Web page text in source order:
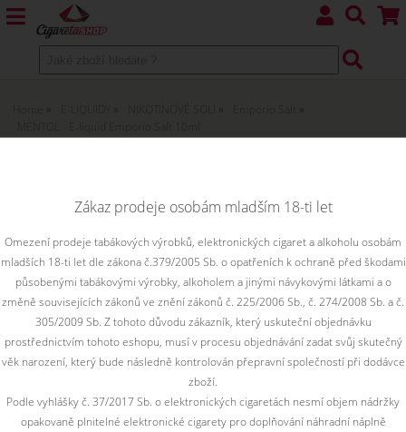
Štiplavá, pronikavá, aromatická a intenzivní chuť mentolu
rozvíří vaše smysly. Příjemně ostrá chuť bez příkras.
Toto zboží je prodejné pouze osobám starším 18ti let.
Zákaz prodeje osobám mladším 18-ti let
Omezení prodeje tabákových výrobků, elektronických cigaret a alkoholu osobám
mladších 18-ti let dle zákona č.379/2005 Sb. o opatřeních k ochraně před škodami
působenými tabákovými výrobky, alkoholem a jinými návykovými látkami a o
změně souvisejících zákonů ve znění zákonů č. 225/2006 Sb., č. 274/2008 Sb. a č.
305/2009 Sb. Z tohoto důvodu zákazník, který uskuteční objednávku
prostřednictvím tohoto eshopu, musí v procesu objednávání zadat svůj skutečný
věk narození, který bude následně kontrolován přepravní společností při dodávce
zboží.
Podle vyhlášky č. 37/2017 Sb. o elektronických cigaretách nesmí objem nádržky
opakovaně plnitelné elektronické cigarety pro doplňování náhradní náplně